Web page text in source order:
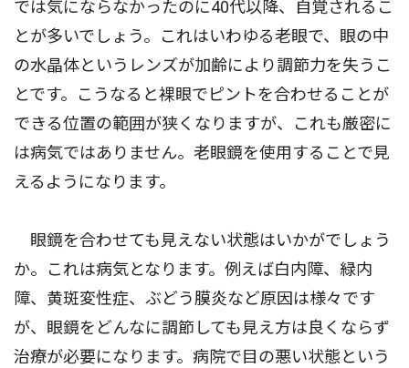
では気にならなかったのに40代以降、自覚されるこ
とが多いでしょう。これはいわゆる老眼で、眼の中
の水晶体というレンズが加齢により調節力を失うこ
とです。こうなると裸眼でピントを合わせることが
できる位置の範囲が狭くなりますが、これも厳密に
は病気ではありません。老眼鏡を使用することで見
えるようになります。
眼鏡を合わせても見えない状態はいかがでしょう
か。これは病気となります。例えば白内障、緑内
障、黄斑変性症、ぶどう膜炎など原因は様々です
が、眼鏡をどんなに調節しても見え方は良くならず
治療が必要になります。病院で目の悪い状態という